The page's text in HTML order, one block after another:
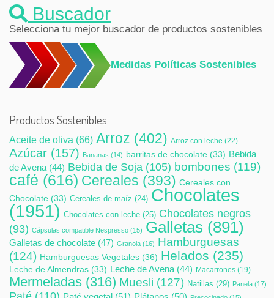
Buscador
Selecciona tu mejor buscador de productos sostenibles
Medidas Políticas Sostenibles
Productos Sostenibles
Aceite de oliva (66) Arroz (402) Arroz con leche (22)
Azúcar (157) Bananas (14) barritas de chocolate (33) Bebida
de Avena(44) Bebida de Soja (105) bombones (119)
café (616) Cereales (393) Cereales con
Chocolate (33) Cereales de maíz (24) Chocolates
(1951) Chocolates con leche (25) Chocolates negros
(93) Cápsulas compatible Nespresso (15) Galletas (891)
Galletas de chocolate (47) Granola (16) Hamburguesas
(124) Hamburguesas Vegetales (36) Helados (235)
Leche de Almendras (33) Leche de Avena(44) Macarrones (19)
Mermeladas (316) Muesli (127) Natillas (29) Panela (17)